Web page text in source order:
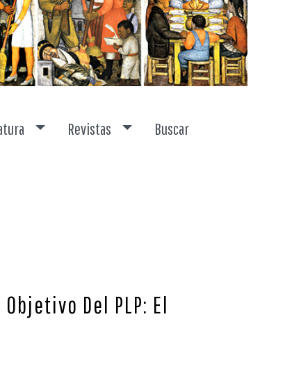
Toggle dropdown
Revistas Toggle dropdown
Buscar
Del PLP: El